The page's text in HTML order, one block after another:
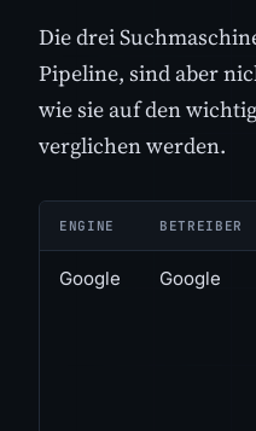
Die drei
Pipeline, sind aber
wie sie auf den
verglichen werden.
ENGINE BETREIBER
Google Google